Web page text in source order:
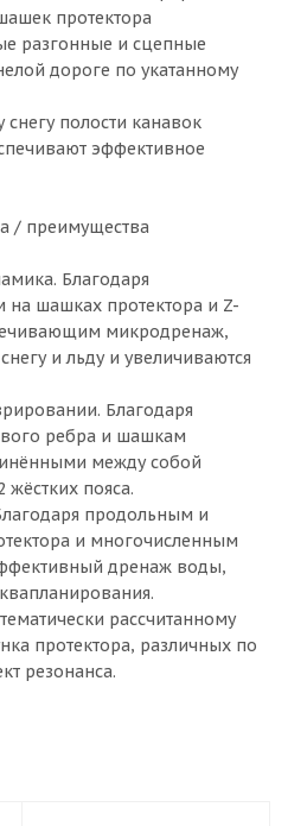
протектора
разгонные и сцепные
дороге по укатанному
полости канавок
эффективное
/ преимущества
Благодаря
шашках протектора и Z-
микродренаж,
и льду и увеличиваются
Благодаря
ребра и шашкам
между собой
жёстких пояса.
продольным и
и многочисленным
дренаж воды,
рассчитанному
протектора, различных по
резонанса.